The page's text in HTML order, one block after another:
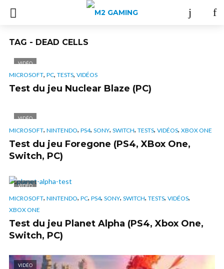
TAG - DEAD CELLS
VIDÉO
MICROSOFT, PC, TESTS, VIDÉOS
Test du jeu Nuclear Blaze (PC)
VIDÉO
MICROSOFT, NINTENDO, PS4, SONY, SWITCH, TESTS, VIDÉOS, XBOX ONE
Test du jeu Foregone (PS4, XBox One,
Switch, PC)
VIDÉO
MICROSOFT, NINTENDO, PC, PS4, SONY, SWITCH, TESTS, VIDÉOS,
XBOX ONE
Test du jeu Planet Alpha (PS4, Xbox One,
Switch, PC)
VIDÉO